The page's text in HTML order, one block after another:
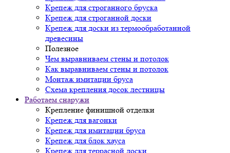
Крепеж для строганного бруска
Крепеж для строганной доски
Крепеж для доски из термообработанной
древесины
Полезное
Чем выравниваем стены и потолок
Как выравниваем стены и потолок
Монтаж имитации бруса
Схема крепления досок лестницы
Работаем снаружи
Крепление финишной отделки
Крепеж для вагонки
Крепеж для имитации бруса
Крепеж для блок хауса
Крепеж для террасной доски